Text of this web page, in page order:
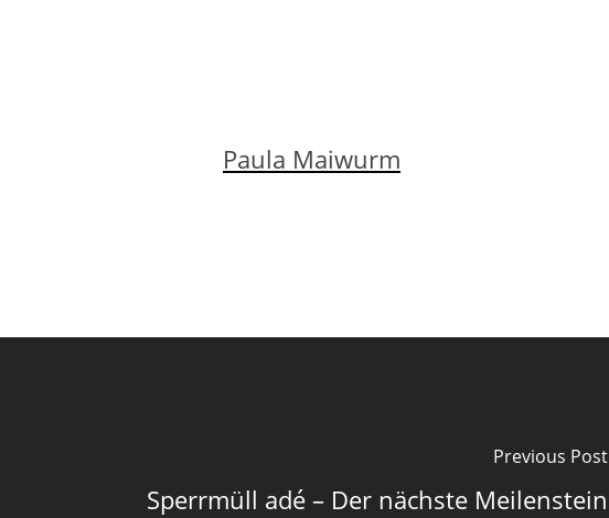
Paula Maiwurm
Previous Post
Sperrmüll adé – Der nächste Meilenstein